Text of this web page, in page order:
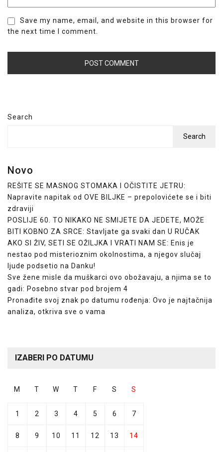
Save my name, email, and website in this browser for
the next time I comment.
Search
Search
Novo
REŠITE SE MASNOG STOMAKA I OČISTITE JETRU:
Napravite napitak od OVE BILJKE – prepolovićete se i biti
zdraviji
POSLIJE 60. TO NIKAKO NE SMIJETE DA JEDETE, MOŽE
BITI KOBNO ZA SRCE: Stavljate ga svaki dan U RUČAK
AKO SI ŽIV, SETI SE OŽILJKA I VRATI NAM SE: Enis je
nestao pod misterioznim okolnostima, a njegov slučaj
ljude podsetio na Danku!
Sve žene misle da muškarci ovo obožavaju, a njima se to
gadi: Posebno stvar pod brojem 4
Pronađite svoj znak po datumu rođenja: Ovo je najtačnija
analiza, otkriva sve o vama
IZABERI PO DATUMU
M T W T F S S
1 2 3 4 5 6 7
8 9 10 11 12 13 14